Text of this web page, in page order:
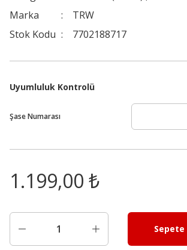
Marka
TRW
Stok Kodu
7702188717
Uyumluluk Kontrolü
Şase Numarası
1.199,00 ₺
Sepete